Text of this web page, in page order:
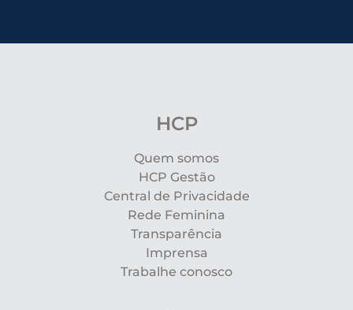
HCP
Quem somos
HCP Gestão
Central de Privacidade
Rede Feminina
Transparência
Imprensa
Trabalhe conosco